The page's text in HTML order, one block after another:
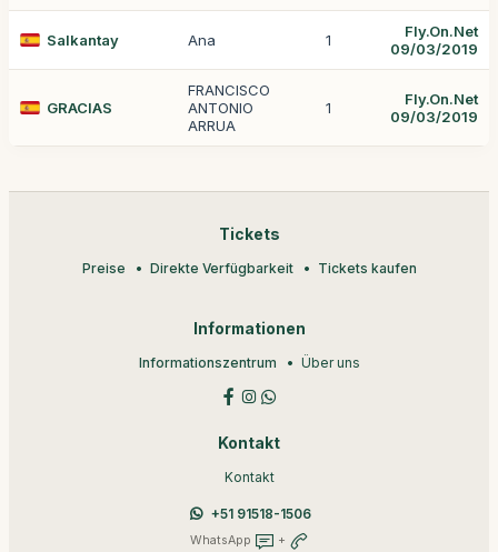
Salkantay Ana 1
Fly.On.Net
09/03/2019
GRACIAS
FRANCISCO
ANTONIO
ARRUA
1
Fly.On.Net
09/03/2019
Tickets
Preise Direkte Verfügbarkeit Tickets kaufen
Informationen
Informationszentrum Über uns
Kontakt
Kontakt
+51 91518-1506
WhatsApp +